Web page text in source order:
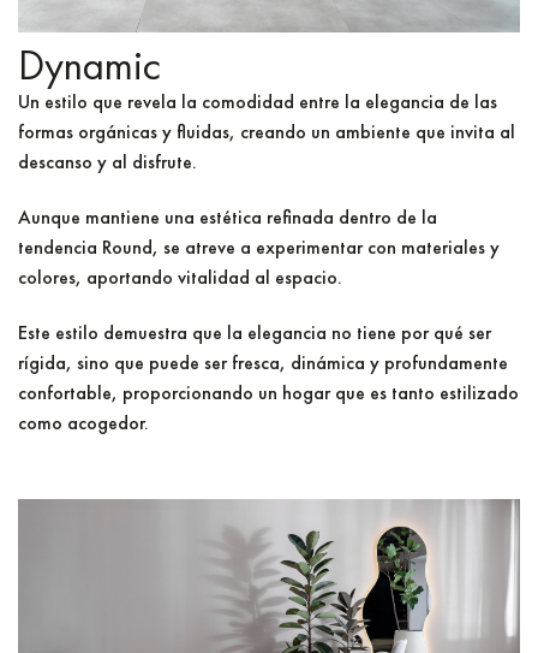
Dynamic
Un estilo que revela la comodidad entre la elegancia de las
formas orgánicas y fluidas, creando un ambiente que invita al
descanso y al disfrute.
Aunque mantiene una estética refinada dentro de la
tendencia Round, se atreve a experimentar con materiales y
colores, aportando vitalidad al espacio.
Este estilo demuestra que la elegancia no tiene por qué ser
rígida, sino que puede ser fresca, dinámica y profundamente
confortable, proporcionando un hogar que es tanto estilizado
como acogedor.